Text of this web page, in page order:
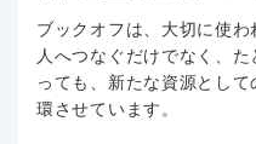
ブックオフは、大切に使
人へつなぐだけでなく、
っても、新たな資源とし
環させています。